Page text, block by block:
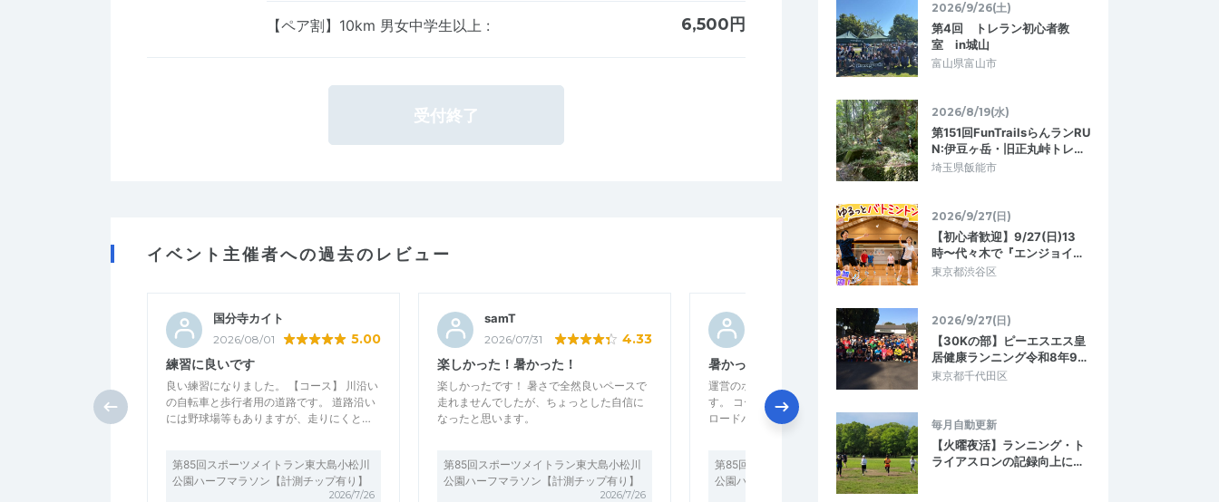
【ペア割】10km 男女中学生以上 : 6,500円
受付終了
イベント主催者への過去のレビュー
国分寺カイト
2026/08/01 5.00
練習に良いです
良い練習になりました。 【コース】 川沿い
の自転車と歩行者用の道路です。 道路沿い
には野球場等もありますが、走りにくと…
第85回スポーツメイトラン東大島小松川
公園ハーフマラソン【計測チップ有り】
2026/7/26
samT
2026/07/31 4.33
楽しかった！暑かった！
楽しかったです！ 暑さで全然良いペースで
走れませんでしたが、ちょっとした自信に
なったと思います。
第85回スポーツメイトラン東大島小松川
公園ハーフマラソン【計測チップ有り】
2026/7/26
タカ20240930
4.67
暑かったが良い大会だと思った
運営のホスピタリティはとても良かったで
す。 コースも平坦で走りやすかったです。
ロードバイクが多かったですが、そこは…
第85回スポーツメイトラン東大島小松川
公園ハーフマラソン【計測チップ有り】
2026/7/26
2026/07/27
酷暑のレースでメンタルを強くする
とても暑い日でハーフで3時間の制限時間内
変更していただいたが、気持ちよく対応…
第8回スポーツメイトラン新横浜鶴見川ハ
2026/9/26(土)
第4回 トレラン初心者教
室 in城山
富山県富山市
2026/8/19(水)
第151回FunTrailsらんランRU
N:伊豆ヶ岳・旧正丸峠トレ…
埼玉県飯能市
2026/9/27(日)
【初心者歓迎】9/27(日)13
時〜代々木で『エンジョイ…
東京都渋谷区
2026/9/27(日)
【30Kの部】ピーエスエス皇
居健康ランニング令和8年9…
東京都千代田区
毎月自動更新
【火曜夜活】ランニング・ト
ライアスロンの記録向上に…